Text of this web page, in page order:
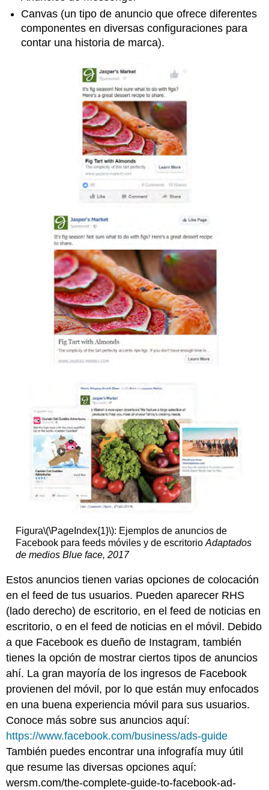
ofrecidos
Nota
Opciones
publicitarios
Canvas (un tipo de anuncio que ofrece diferentes
componentes en diversas configuraciones para
contar una historia de marca).
Figura\(\PageIndex{1}\): Ejemplos de anuncios de
Facebook para feeds móviles y de escritorioAdaptados
de medios Blue face, 2017
Estos anuncios tienen varias opciones de colocación
en el feed de tus usuarios. Pueden aparecer RHS
(lado derecho) de escritorio, en el feed de noticias en
escritorio, o en el feed de noticias en el móvil. Debido
a que Facebook es dueño de Instagram, también
tienes la opción de mostrar ciertos tipos de anuncios
ahí. La gran mayoría de los ingresos de Facebook
provienen del móvil, por lo que están muy enfocados
en una buena experiencia móvil para sus usuarios.
Conoce más sobre sus anuncios aquí:
https://www.facebook.com/business/ads-guide
También puedes encontrar una infografía muy útil
que resume las diversas opciones aquí:
wersm.com/the-complete-guide-to-facebook-ad-